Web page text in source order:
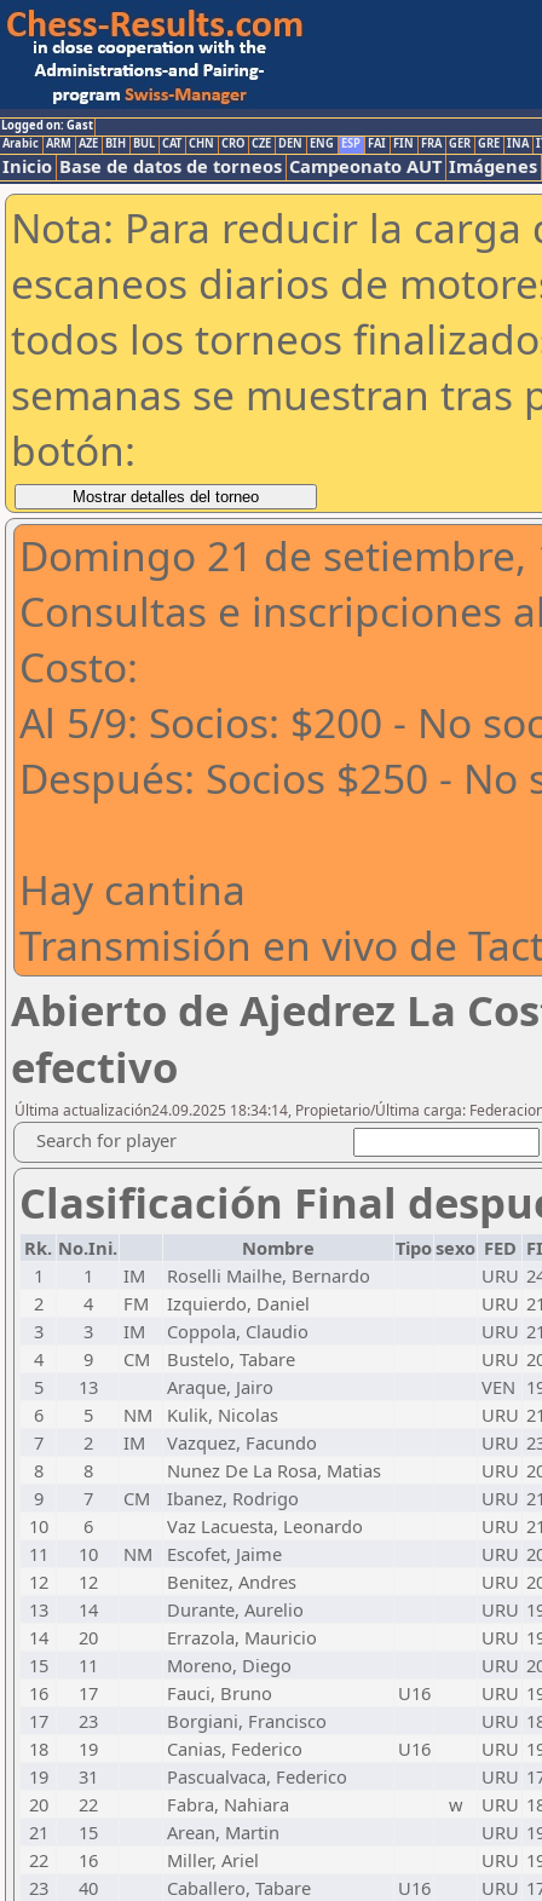
Logged on: Gast
Arabic ARM AZE BIH BUL CAT CHN CRO CZE DEN ENG ESP FAI FIN FRA GER GRE INA
Inicio Base de datos de torneos Campeonato AUT Imágenes
Nota: Para reducir la
escaneos diarios de
todos los torneos
semanas se muestran tras
botón:
Domingo 21 de setiembre,
Consultas e inscripciones
Costo:
Al 5/9: Socios: $200 - No
Después: Socios $250 - No
Hay cantina
Transmisión en vivo de
Abierto de Ajedrez La
efectivo
Última actualización24.09.2025 18:34:14, Propietario/Última carga:
Search for player
Clasificación Final
Rk. No.Ini. Nombre Tiposexo FED
1
1 IM Roselli Mailhe, Bernardo URU
2
4 FM Izquierdo, Daniel URU
3
3 IM Coppola, Claudio URU
4
9 CM Bustelo, Tabare URU
5
13 Araque, Jairo VEN
6
5 NM Kulik, Nicolas URU
7
2 IM Vazquez, Facundo URU
8
8 Nunez De La Rosa, Matias URU
9
7 CM Ibanez, Rodrigo URU
10
6 Vaz Lacuesta, Leonardo URU
11
10 NM Escofet, Jaime URU
12
12 Benitez, Andres URU
13
14 Durante, Aurelio URU
14
20 Errazola, Mauricio URU
15
11 Moreno, Diego URU
16
17 Fauci, Bruno U16 URU
17
23 Borgiani, Francisco URU
18
19 Canias, Federico U16 URU
19
31 Pascualvaca, Federico URU
20
22 Fabra, Nahiara w URU
21
15 Arean, Martin URU
22
16 Miller, Ariel URU
23
40 Caballero, Tabare U16 URU